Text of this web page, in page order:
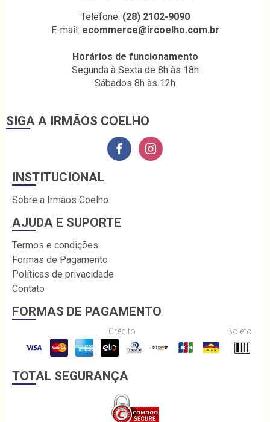
Telefone: (28) 2102-9090
E-mail: ecommerce@ircoelho.com.br
Horários de funcionamento
Segunda à Sexta de 8h às 18h
Sábados 8h às 12h
SIGA A IRMÃOS COELHO
INSTITUCIONAL
Sobre a Irmãos Coelho
AJUDA E SUPORTE
Termos e condições
Formas de Pagamento
Políticas de privacidade
Contato
FORMAS DE PAGAMENTO
Crédito Boleto
TOTAL SEGURANÇA